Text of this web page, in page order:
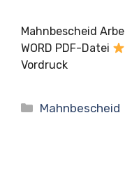
Mahnbescheid
WORD PDF-Datei
Vordruck
Kategorien
Mahnbescheid